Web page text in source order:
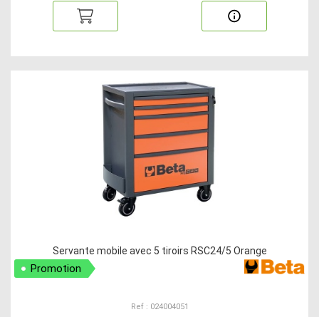
Servante mobile avec 5 tiroirs RSC24/5 Orange
Promotion
Ref : 024004051